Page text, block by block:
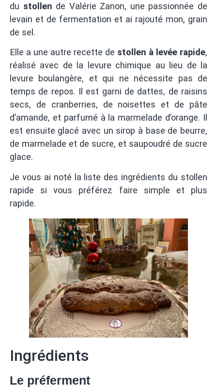
du stollen de Valérie Zanon, une passionnée de
levain et de fermentation et ai rajouté mon, grain
de sel.
Elle a une autre recette de stollen à levée rapide,
réalisé avec de la levure chimique au lieu de la
levure boulangère, et qui ne nécessite pas de
temps de repos. Il est garni de dattes, de raisins
secs, de cranberries, de noisettes et de pâte
d’amande, et parfumé à la marmelade d’orange. Il
est ensuite glacé avec un sirop à base de beurre,
de marmelade et de sucre, et saupoudré de sucre
glace.
Je vous ai noté la liste des ingrédients du stollen
rapide si vous préférez faire simple et plus
rapide.
Ingrédients
Le préferment